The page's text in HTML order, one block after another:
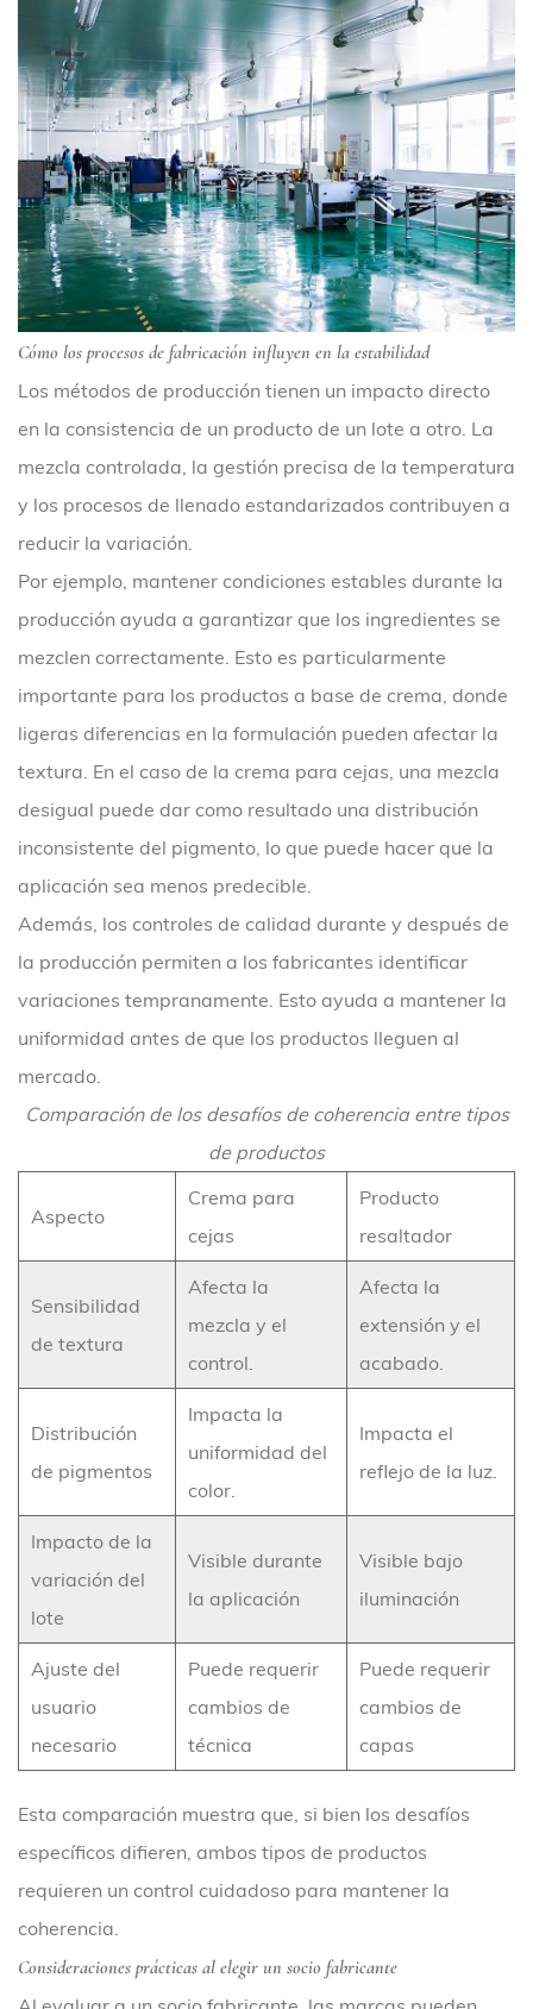
Cómo los procesos de fabricación influyen en la estabilidad
Los métodos de producción tienen un impacto directo
en la consistencia de un producto de un lote a otro. La
mezcla controlada, la gestión precisa de la temperatura
y los procesos de llenado estandarizados contribuyen a
reducir la variación.
Por ejemplo, mantener condiciones estables durante la
producción ayuda a garantizar que los ingredientes se
mezclen correctamente. Esto es particularmente
importante para los productos a base de crema, donde
ligeras diferencias en la formulación pueden afectar la
textura. En el caso de la crema para cejas, una mezcla
desigual puede dar como resultado una distribución
inconsistente del pigmento, lo que puede hacer que la
aplicación sea menos predecible.
Además, los controles de calidad durante y después de
la producción permiten a los fabricantes identificar
variaciones tempranamente. Esto ayuda a mantener la
uniformidad antes de que los productos lleguen al
mercado.
Comparación de los desafíos de coherencia entre tipos
de productos
Aspecto
Crema para
cejas
Producto
resaltador
Sensibilidad
de textura
Afecta la
mezcla y el
control.
Afecta la
extensión y el
acabado.
Distribución
de pigmentos
Impacta la
uniformidad del
color.
Impacta el
reflejo de la luz.
Impacto de la
variación del
lote
Visible durante
la aplicación
Visible bajo
iluminación
Ajuste del
usuario
necesario
Puede requerir
cambios de
técnica
Puede requerir
cambios de
capas
Esta comparación muestra que, si bien los desafíos
específicos difieren, ambos tipos de productos
requieren un control cuidadoso para mantener la
coherencia.
Consideraciones prácticas al elegir un socio fabricante